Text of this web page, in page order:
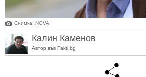
Снимка: NOVA
Калин Каменов
Автор във Fakti.bg